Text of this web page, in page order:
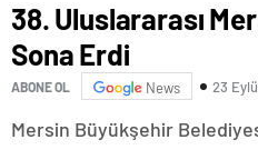
38. Uluslararası
Sona Erdi
ABONE OL News 23
Mersin Büyükşehir